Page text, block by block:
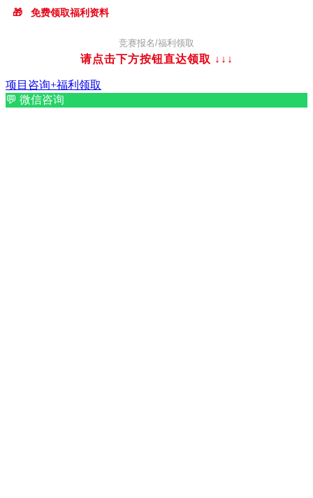
🎁 免费领取福利资料
竞赛报名/福利领取
请点击下方按钮直达领取 ↓↓↓
项目咨询+福利领取
💬 微信咨询